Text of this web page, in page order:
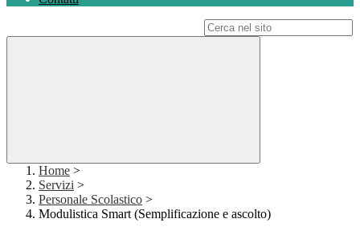
Home >
Servizi >
Personale Scolastico >
Modulistica Smart (Semplificazione e ascolto)